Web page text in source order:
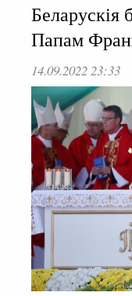
Беларускія
Папам
14.09.2022 23:33